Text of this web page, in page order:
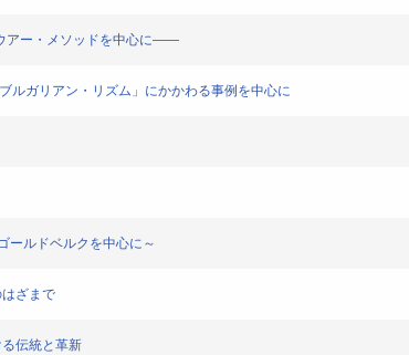
アー・メソッドを中心に――
ルガリアン・リズム」にかかわる事例を中心に
ールドベルクを中心に～
ざまで
伝統と革新